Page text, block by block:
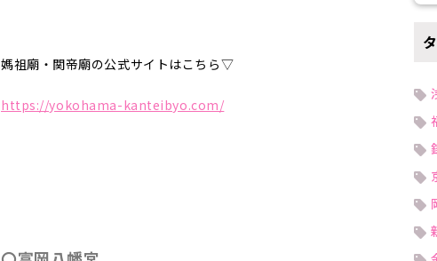
媽祖廟・関帝廟の公式サイトはこちら▽
https://yokohama-kanteibyo.com/